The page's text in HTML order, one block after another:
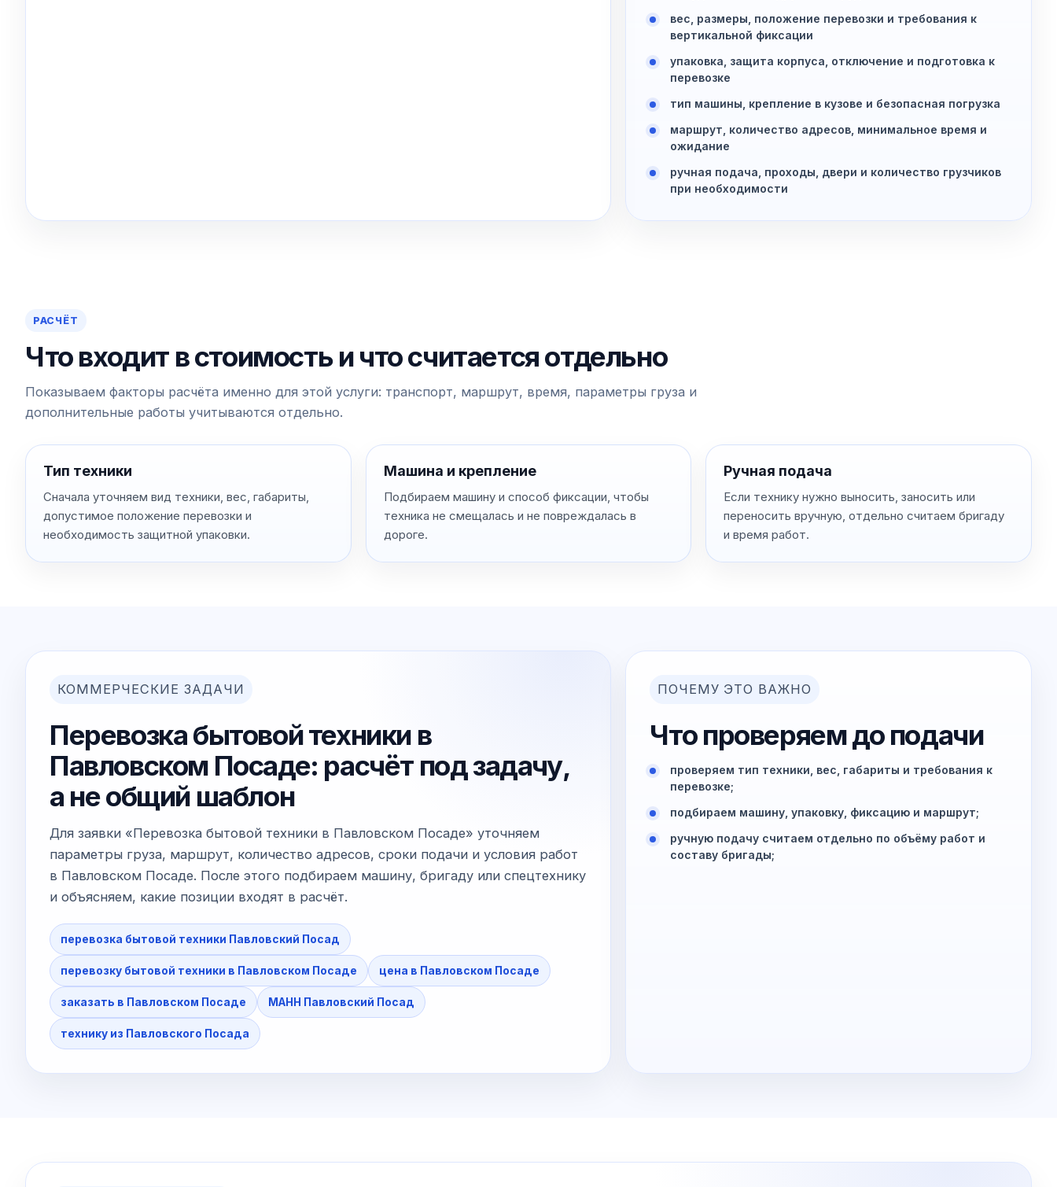
вес, размеры, положение перевозки и требования к
вертикальной фиксации
упаковка, защита корпуса, отключение и подготовка к
перевозке
тип машины, крепление в кузове и безопасная погрузка
маршрут, количество адресов, минимальное время и
ожидание
ручная подача, проходы, двери и количество грузчиков
при необходимости
РАСЧЁТ
Что входит в стоимость и что считается отдельно
Показываем факторы расчёта именно для этой услуги: транспорт, маршрут, время, параметры груза и
дополнительные работы учитываются отдельно.
Тип техники
Сначала уточняем вид техники, вес, габариты,
допустимое положение перевозки и
необходимость защитной упаковки.
Машина и крепление
Подбираем машину и способ фиксации, чтобы
техника не смещалась и не повреждалась в
дороге.
Ручная подача
Если технику нужно выносить, заносить или
переносить вручную, отдельно считаем бригаду
и время работ.
КОММЕРЧЕСКИЕ ЗАДАЧИ
Перевозка бытовой техники в
Павловском Посаде: расчёт под задачу,
а не общий шаблон
Для заявки «Перевозка бытовой техники в Павловском Посаде» уточняем
параметры груза, маршрут, количество адресов, сроки подачи и условия работ
в Павловском Посаде. После этого подбираем машину, бригаду или спецтехнику
и объясняем, какие позиции входят в расчёт.
перевозка бытовой техники Павловский Посад
перевозку бытовой техники в Павловском Посаде цена в Павловском Посаде
заказать в Павловском Посаде МАНН Павловский Посад
технику из Павловского Посада
ПОЧЕМУ ЭТО ВАЖНО
Что проверяем до подачи
проверяем тип техники, вес, габариты и требования к
перевозке;
подбираем машину, упаковку, фиксацию и маршрут;
ручную подачу считаем отдельно по объёму работ и
составу бригады;